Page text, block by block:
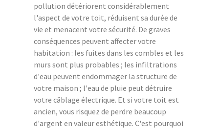
pollution détériorent considérablement
l'aspect de votre toit, réduisent sa durée de
vie et menacent votre sécurité. De graves
conséquences peuvent affecter votre
habitation : les fuites dans les combles et les
murs sont plus probables ; les infiltrations
d'eau peuvent endommager la structure de
votre maison ; l'eau de pluie peut détruire
votre câblage électrique. Et si votre toit est
ancien, vous risquez de perdre beaucoup
d'argent en valeur esthétique. C'est pourquoi